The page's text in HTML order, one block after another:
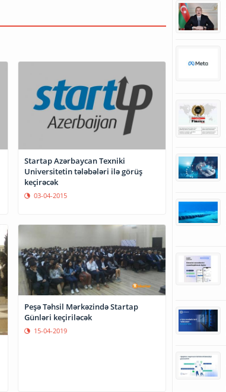
Startap Azərbaycan Texniki
Universitetin tələbələri ilə görüş
keçirəcək
03-04-2015
Peşə Təhsil Mərkəzində Startap
Günləri keçiriləcək
15-04-2019